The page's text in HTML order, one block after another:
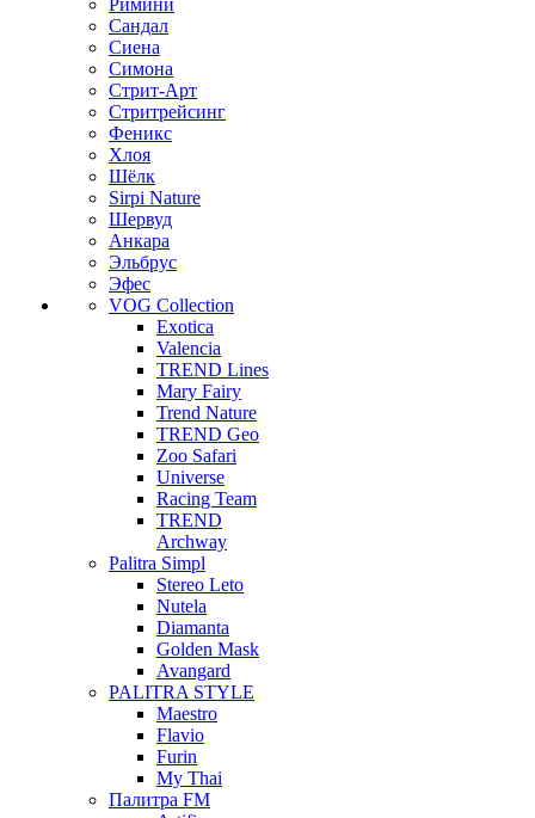
Римини
Сандал
Сиена
Симона
Стрит-Арт
Стритрейсинг
Феникс
Хлоя
Шёлк
Sirpi Nature
Шервуд
Анкара
Эльбрус
Эфес
VOG Collection
Exotica
Valencia
TREND Lines
Mary Fairy
Trend Nature
TREND Geo
Zoo Safari
Universe
Racing Team
TREND
Archway
Palitra Simpl
Stereo Leto
Nutela
Diamanta
Golden Mask
Avangard
PALITRA STYLE
Maestro
Flavio
Furin
My Thai
Палитра FM